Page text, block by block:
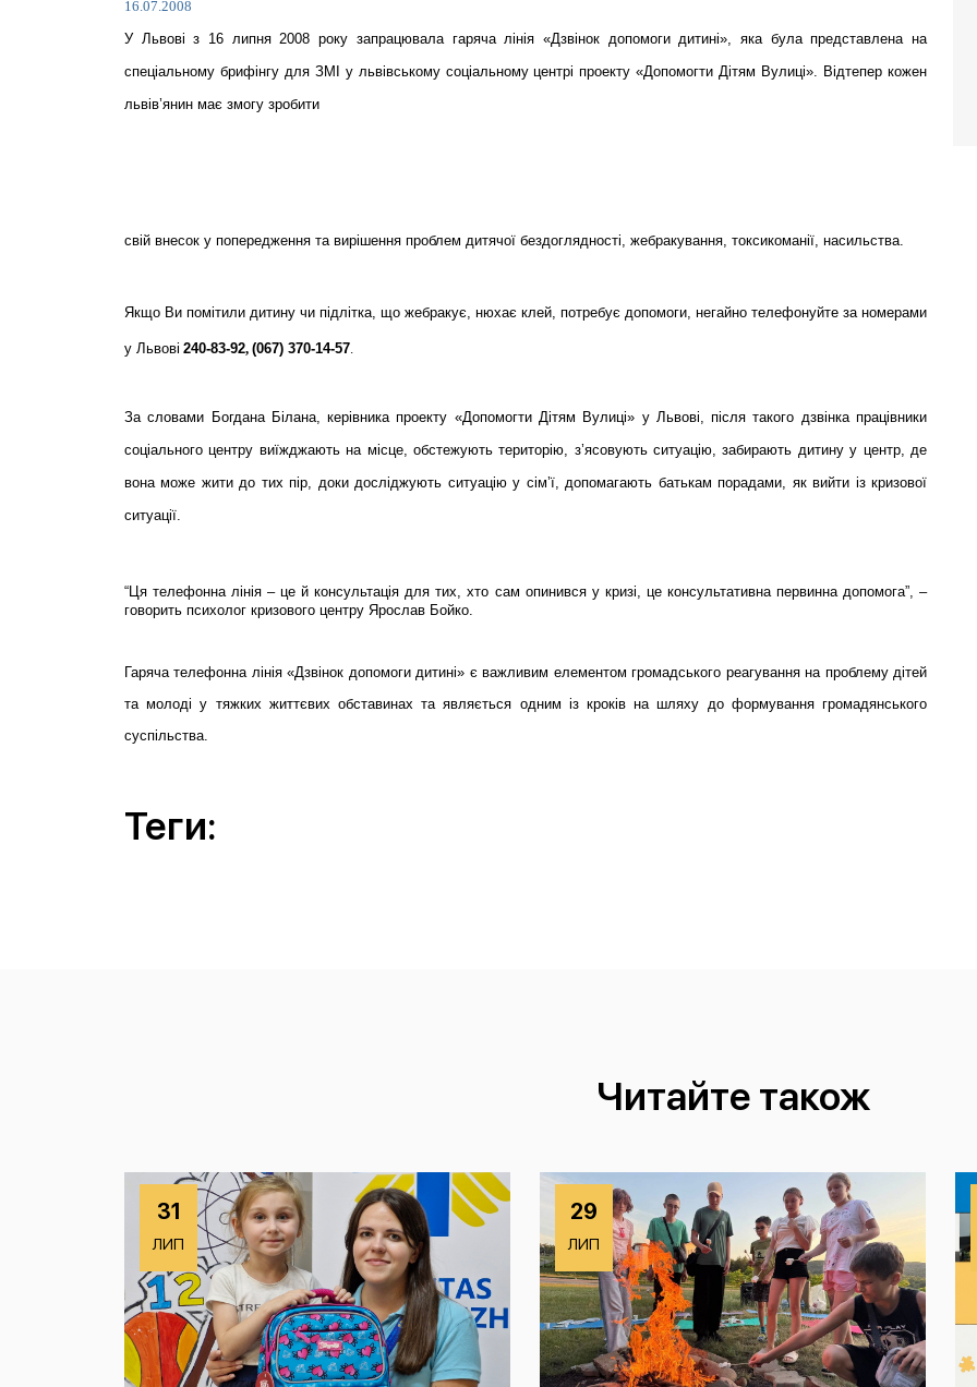
16.07.2008
У Львові з 16 липня 2008 року запрацювала гаряча лінія «Дзвінок допомоги дитині», яка була представлена на
спеціальному брифінгу для ЗМІ у львівському соціальному центрі проекту «Допомогти Дітям Вулиці». Відтепер кожен
львів’янин має змогу зробити
свій внесок у попередження та вирішення проблем дитячої бездоглядності, жебракування, токсикоманії, насильства.
Якщо Ви помітили дитину чи підлітка, що жебракує, нюхає клей, потребує допомоги, негайно телефонуйте за номерами
у Львові 240-83-92, (067) 370-14-57.
За словами Богдана Білана, керівника проекту «Допомогти Дітям Вулиці» у Львові, після такого дзвінка працівники
соціального центру виїжджають на місце, обстежують територію, з’ясовують ситуацію, забирають дитину у центр, де
вона може жити до тих пір, доки досліджують ситуацію у сім’ї, допомагають батькам порадами, як вийти із кризової
ситуації.
“Ця телефонна лінія – це й консультація для тих, хто сам опинився у кризі, це консультативна первинна допомога”, –
говорить психолог кризового центру Ярослав Бойко.
Гаряча телефонна лінія «Дзвінок допомоги дитині» є важливим елементом громадського реагування на проблему дітей
та молоді у тяжких життєвих обставинах та являється одним із кроків на шляху до формування громадянського
суспільства.
Теги:
Читайте також
31
ЛИП
29
ЛИП